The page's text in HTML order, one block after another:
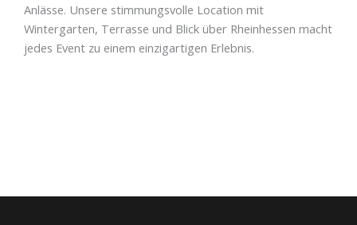
Anlässe. Unsere stimmungsvolle Location mit
Wintergarten, Terrasse und Blick über Rheinhessen macht
jedes Event zu einem einzigartigen Erlebnis.